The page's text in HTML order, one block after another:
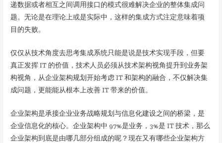
递数据或者相互之间调用接口的模式很难解决企业的整体集成问
题。无论是在理论上或是实际中，这样的集成方式注定意味着项
目的失败。
仅仅从技术角度去思考集成系统只能是说是技术实现手段，但要
真正发挥 IT 的价值，技术人员必须从技术架构视角提升到业务架
构视角，从企业架构规划开始考虑 IT 和架构的融合，不仅解决集
成问题，更能能从根本上改善 IT 带来的价值。
企业架构是承接企业业务战略规划与信息化建设之间的桥梁，是
企业信息化的核心。企业架构中 97%是业务，3%是 IT 技术，那么
企业架构到底是由哪几部分组成的呢？现在又有哪些企业架构方